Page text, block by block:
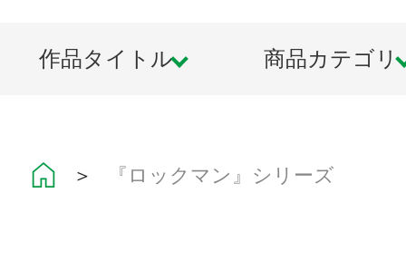
作品タイトル 商品カテゴリ
＞ 『ロックマン』シリーズ